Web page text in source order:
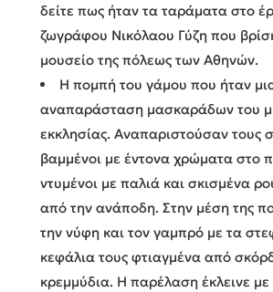
δείτε πως ήταν τα ταράματα στο
ζωγράφου Νικόλαου Γύζη που
μουσείο της πόλεως των Αθηνών.
Η πομπή του γάμου που ήταν
αναπαράσταση μασκαράδων του
εκκλησίας. Αναπαριστούσαν τους
βαμμένοι με έντονα χρώματα στο
ντυμένοι με παλιά και σκισμένα
από την ανάποδη. Στην μέση της
την νύφη και τον γαμπρό με τα
κεφάλια τους φτιαγμένα από
κρεμμύδια. Η παρέλαση έκλεινε με